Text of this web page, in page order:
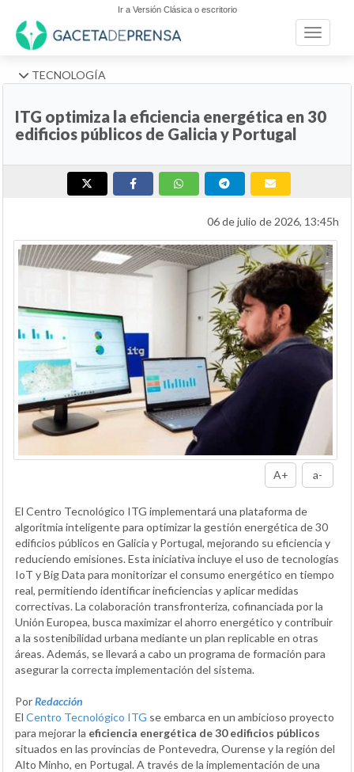
Ir a Versión Clásica o escritorio
Toggle
TECNOLOGÍA
ITG optimiza la eficiencia energética en 30
edificios públicos de Galicia y Portugal
06 de julio de 2026, 13:45h
A+ a-
El Centro Tecnológico ITG implementará una plataforma de
algoritmia inteligente para optimizar la gestión energética de 30
edificios públicos en Galicia y Portugal, mejorando su eficiencia y
reduciendo emisiones. Esta iniciativa incluye el uso de tecnologías
IoT y Big Data para monitorizar el consumo energético en tiempo
real, permitiendo identificar ineficiencias y aplicar medidas
correctivas. La colaboración transfronteriza, cofinanciada por la
Unión Europea, busca maximizar el ahorro energético y contribuir
a la sostenibilidad urbana mediante un plan replicable en otras
áreas. Además, se llevará a cabo un programa de formación para
asegurar la correcta implementación del sistema.
PorRedacción
El Centro Tecnológico ITG se embarca en un ambicioso proyecto
para mejorar la eficiencia energética de 30 edificios públicos
situados en las provincias de Pontevedra, Ourense y la región del
Alto Minho, en Portugal. A través de la implementación de una